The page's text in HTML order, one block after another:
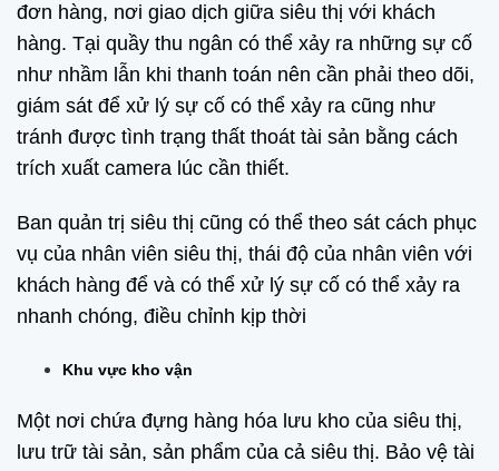
đơn hàng, nơi giao dịch giữa siêu thị với khách
hàng. Tại quầy thu ngân có thể xảy ra những sự cố
như nhầm lẫn khi thanh toán nên cần phải theo dõi,
giám sát để xử lý sự cố có thể xảy ra cũng như
tránh được tình trạng thất thoát tài sản bằng cách
trích xuất camera lúc cần thiết.
Ban quản trị siêu thị cũng có thể theo sát cách phục
vụ của nhân viên siêu thị, thái độ của nhân viên với
khách hàng để và có thể xử lý sự cố có thể xảy ra
nhanh chóng, điều chỉnh kịp thời
Khu vực kho vận
Một nơi chứa đựng hàng hóa lưu kho của siêu thị,
lưu trữ tài sản, sản phẩm của cả siêu thị. Bảo vệ tài